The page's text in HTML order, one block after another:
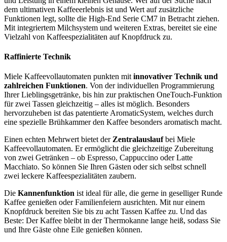
dem ultimativen Kaffeeerlebnis ist und Wert auf zusätzliche
Funktionen legt, sollte die High-End Serie CM7 in Betracht ziehen.
Mit integriertem Milchsystem und weiteren Extras, bereitet sie eine
Vielzahl von Kaffeespezialitäten auf Knopfdruck zu.
Raffinierte Technik
Miele Kaffeevollautomaten punkten mit innovativer Technik und
zahlreichen Funktionen. Von der individuellen Programmierung
Ihrer Lieblingsgetränke, bis hin zur praktischen OneTouch-Funktion
für zwei Tassen gleichzeitig – alles ist möglich. Besonders
hervorzuheben ist das patentierte AromaticSystem, welches durch
eine spezielle Brühkammer den Kaffee besonders aromatisch macht.
Einen echten Mehrwert bietet der Zentralauslaufbei Miele
Kaffeevollautomaten. Er ermöglicht die gleichzeitige Zubereitung
von zwei Getränken – ob Espresso, Cappuccino oder Latte
Macchiato. So können Sie Ihren Gästen oder sich selbst schnell
zwei leckere Kaffeespezialitäten zaubern.
Die Kannenfunktion ist ideal für alle, die gerne in geselliger Runde
Kaffee genießen oder Familienfeiern ausrichten. Mit nur einem
Knopfdruck bereiten Sie bis zu acht Tassen Kaffee zu. Und das
Beste: Der Kaffee bleibt in der Thermokanne lange heiß, sodass Sie
und Ihre Gäste ohne Eile genießen können.